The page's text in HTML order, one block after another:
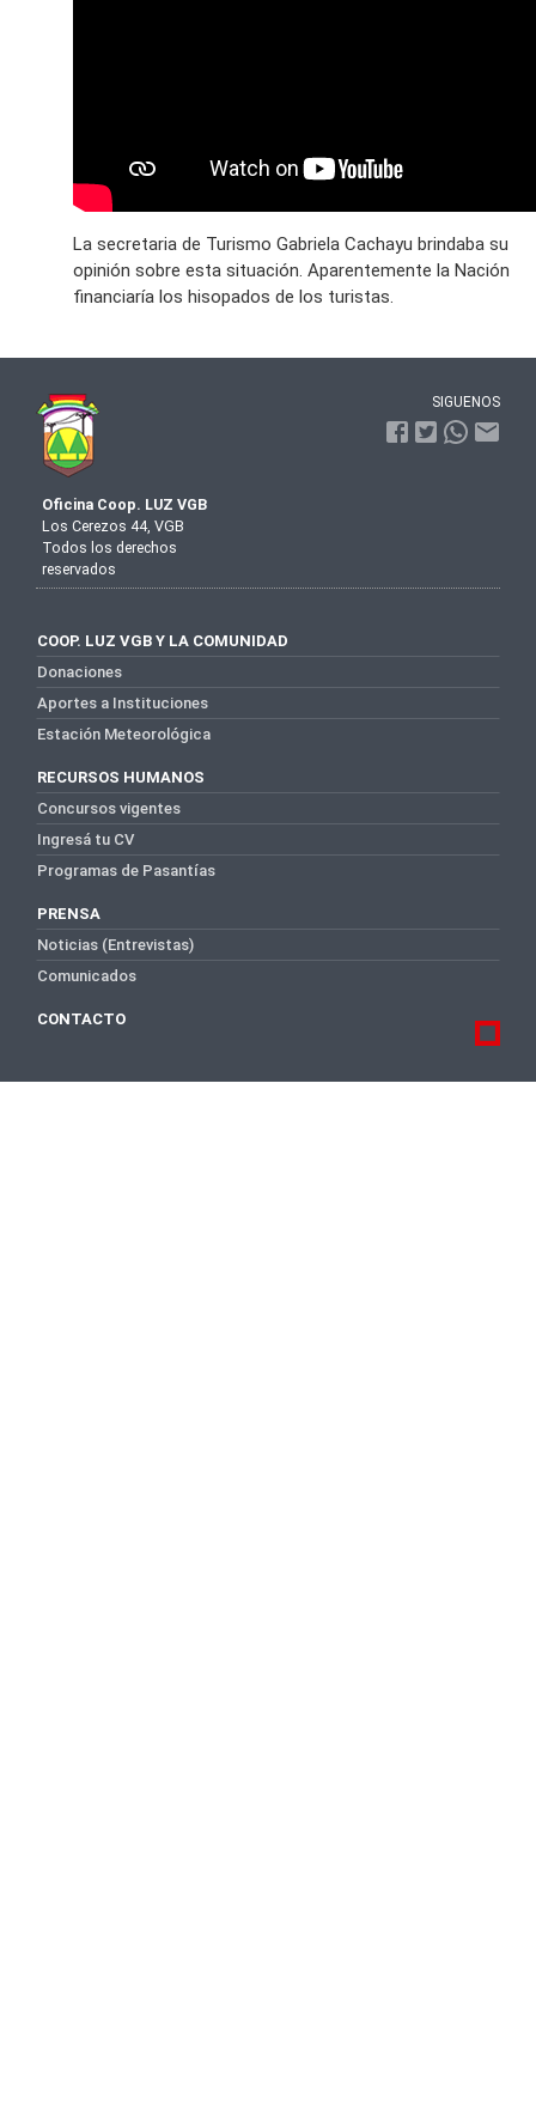
La secretaria de Turismo Gabriela Cachayu brindaba su
opinión sobre esta situación. Aparentemente la Nación
financiaría los hisopados de los turistas.
Oficina Coop. LUZ VGB
Los Cerezos 44, VGB
Todos los derechos
reservados
SIGUENOS
COOP. LUZ VGB Y LA COMUNIDAD
Donaciones
Aportes a Instituciones
Estación Meteorológica
RECURSOS HUMANOS
Concursos vigentes
Ingresá tu CV
Programas de Pasantías
PRENSA
Noticias (Entrevistas)
Comunicados
CONTACTO